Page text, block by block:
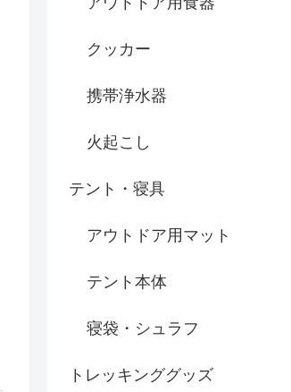
クッカー
携帯浄水器
火起こし
テント・寝具
アウトドア用マット
テント本体
寝袋・シュラフ
トレッキンググッズ